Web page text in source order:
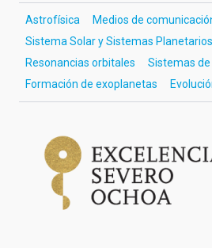
Astrofísica
Medios de
Sistema Solar y Sistemas
Resonancias orbitales
Sistemas
Formación de exoplanetas